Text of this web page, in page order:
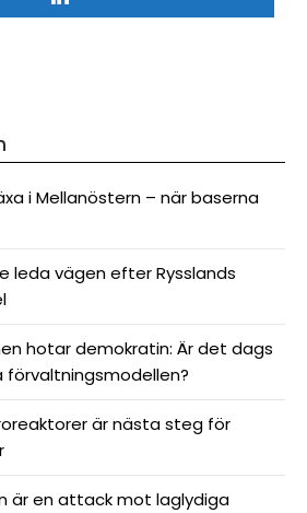
i Mellanöstern – när baserna
leda vägen efter Rysslands
hotar demokratin: Är det dags
är nästa steg för
är en attack mot laglydiga